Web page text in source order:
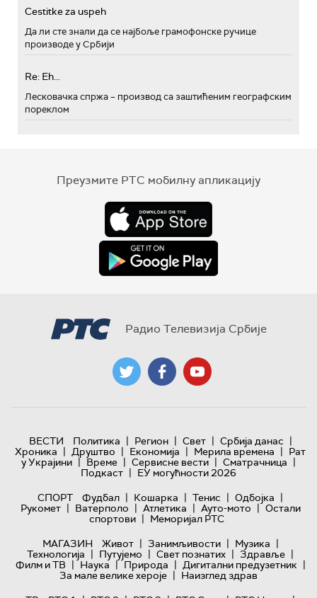
Cestitke za uspeh
Да ли сте знали да се најбоље грамофонске ручице
производе у Србији
Re: Eh...
Лесковачка спржа – производ са заштићеним географским
пореклом
Преузмите РТС мобилну апликацију
Радио Телевизија Србије
ВЕСТИ Политика | Регион | Свет | Србија данас |
Хроника | Друштво | Економија | Мерила времена | Рат
у Украјини | Време | Сервисне вести | Сматрачница |
Подкаст | ЕУ могућности 2026
СПОРТ
Фудбал | Кошарка | Тенис | Одбојка |
Рукомет | Ватерполо | Атлетика | Ауто-мото | Остали
спортови | Меморијал РТС
МАГАЗИН
Живот | Занимљивости | Музика |
Технологијa | Путујемо | Свет познатих | Здравље |
Филм и ТВ | Наука | Природа | Дигитални предузетник |
За мале велике хероје | Наизглед здрав